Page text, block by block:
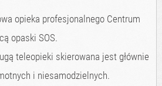
opieka profesjonalnego Centrum
opaski SOS.
teleopieki skierowana jest głównie
i niesamodzielnych.